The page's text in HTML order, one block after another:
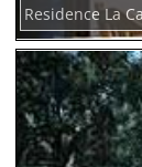
Residence La